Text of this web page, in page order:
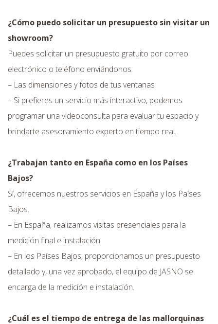
¿Cómo puedo solicitar un presupuesto sin visitar un
showroom?
Puedes solicitar un presupuesto gratuito por correo
electrónico o teléfono enviándonos:
– Las dimensiones y fotos de tus ventanas
– Si prefieres un servicio más interactivo, podemos
programar una videoconsulta para evaluar tu espacio y
brindarte asesoramiento experto en tiempo real.
¿Trabajan tanto en España como en los Países
Bajos?
Sí, ofrecemos nuestros servicios en España y los Países
Bajos.
– En España, realizamos visitas presenciales para la
medición final e instalación.
– En los Países Bajos, proporcionamos un presupuesto
detallado y, una vez aprobado, el equipo de JASNO se
encarga de la medición e instalación.
¿Cuál es el tiempo de entrega de las mallorquinas